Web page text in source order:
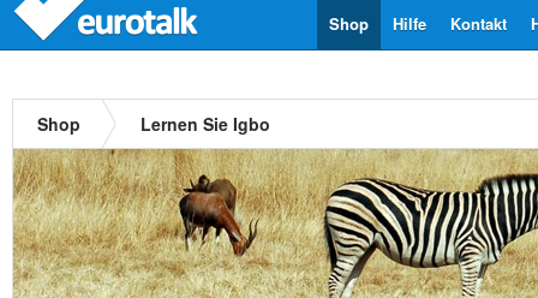
Kontakt
Hilfe
Shop
Shop Lernen Sie Igbo